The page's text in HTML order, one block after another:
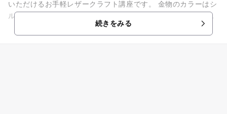
いただけるお手軽レザークラフト講座です。 金物のカラーはシ
ルバー、ゴールド、アンティークゴールドの中から自由に選べ
続きをみる